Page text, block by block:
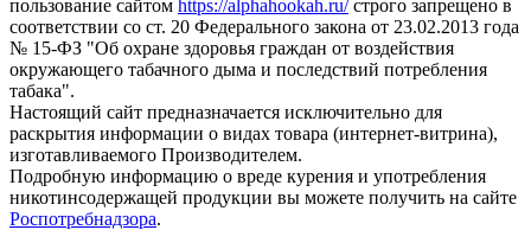
пользование сайтом https://alphahookah.ru/строго запрещено в
соответствии со ст. 20 Федерального закона от 23.02.2013 года
№ 15-ФЗ "Об охране здоровья граждан от воздействия
окружающего табачного дыма и последствий потребления
табака".
Настоящий сайт предназначается исключительно для
раскрытия информации о видах товара (интернет-витрина),
изготавливаемого Производителем.
Подробную информацию о вреде курения и употребления
никотинсодержащей продукции вы можете получить на сайте
Роспотребнадзора.